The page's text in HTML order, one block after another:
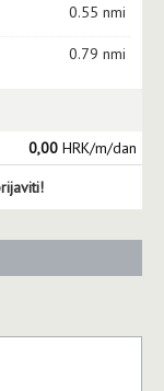
0.55 nmi
0.79 nmi
0,00 HRK/m/dan